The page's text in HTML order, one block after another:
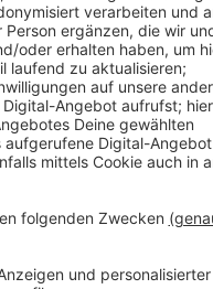
der Welt - Folge:
der Welt mit